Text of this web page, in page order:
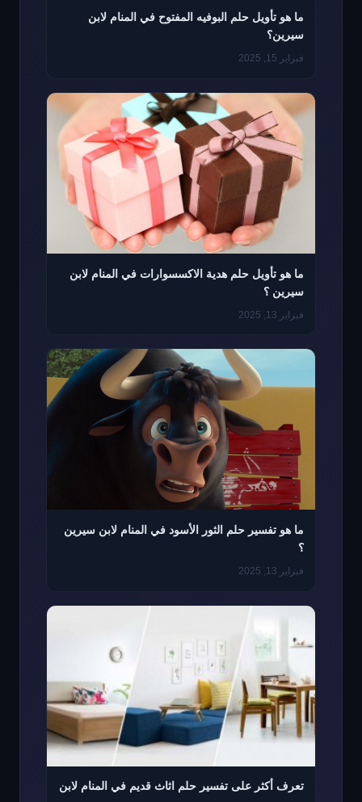
ما هو تأويل حلم البوفيه المفتوح في المنام لابن
سيرين؟
فبراير 15, 2025
ما هو تأويل حلم هدية الاكسسوارات في المنام لابن
سيرين ؟
فبراير 13, 2025
ما هو تفسير حلم الثور الأسود في المنام لابن سيرين
؟
فبراير 13, 2025
تعرف أكثر على تفسير حلم اثاث قديم في المنام لابن